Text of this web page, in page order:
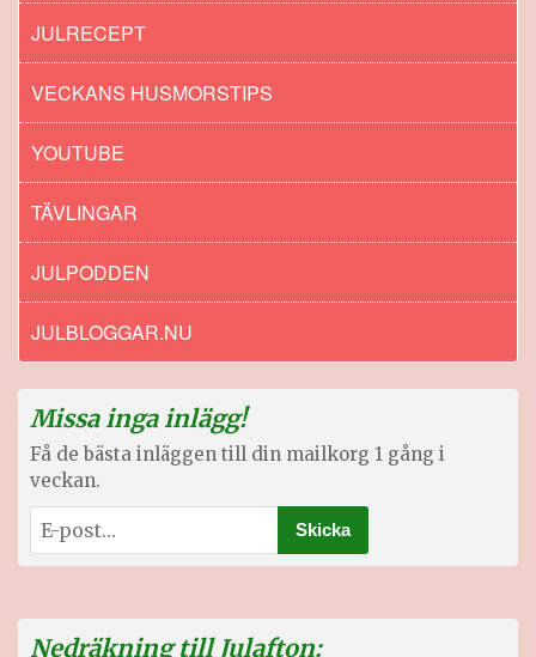
JULRECEPT
VECKANS HUSMORSTIPS
YOUTUBE
TÄVLINGAR
JULPODDEN
JULBLOGGAR.NU
Missa inga inlägg!
Få de bästa inläggen till din mailkorg 1 gång i
veckan.
Nedräkning till Julafton: